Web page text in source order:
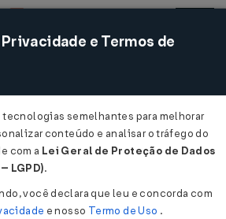
Acessar
CFN Nº 670 DE
e Termos de
semelhantes para melhorar
conteúdo e analisar o tráfego do
com a Lei Geral de Proteção de Dados
LGPD).
você declara que leu e concorda com
e nosso Termo de Uso .